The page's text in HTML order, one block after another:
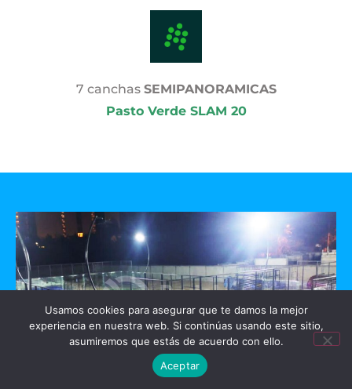
7 canchas SEMIPANORAMICAS
Pasto Verde SLAM 20
Usamos cookies para asegurar que te damos la mejor
experiencia en nuestra web. Si continúas usando este sitio,
asumiremos que estás de acuerdo con ello.
Aceptar